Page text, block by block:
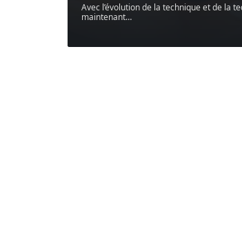
Avec l’évolution de la technique et de la
maintenant…